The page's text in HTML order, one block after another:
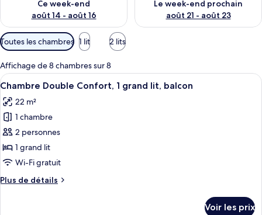
Ce week-end
août 14 - août 16
Le week-end prochain
août 21 - août 23
Filtres
disponibles
pour
les
chambres
Toutes les chambres 1 lit 2 lits
Affichage de 8 chambres sur 8
Afficher
toutes
les
photos
pour
ce
type
chambre :
Un lit bien fait, avec une literie à
11
Chambre Double Confort, 1 grand lit, balcon
22 m²
1 chambre
2 personnes
1 grand lit
Wi-Fi gratuit
Plus de détails
Plus
Voir les prix